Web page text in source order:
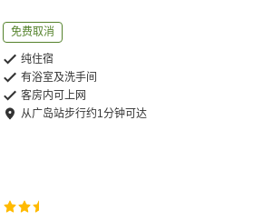
免费取消
纯住宿
有浴室及洗手间
客房内可上网
从广岛站步行约1分钟可达